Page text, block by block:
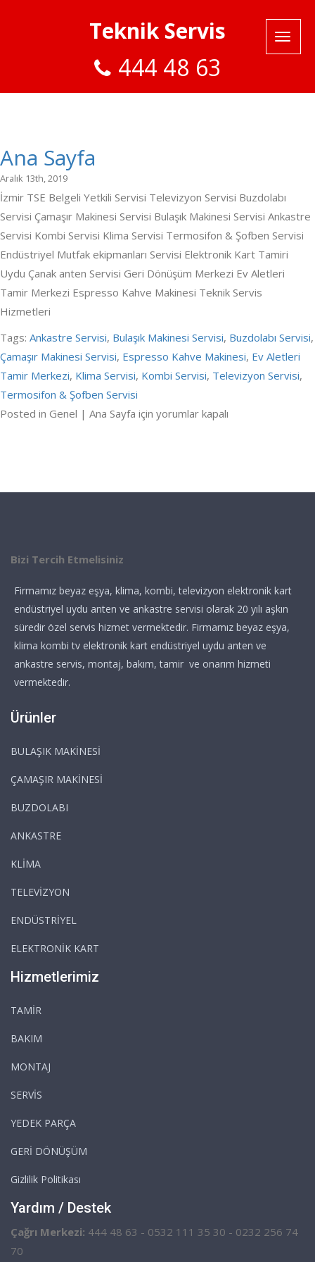
Teknik Servis
444 48 63
Ana Sayfa
Aralık 13th, 2019
İzmir TSE Belgeli Yetkili Servisi Televizyon Servisi Buzdolabı
Servisi Çamaşır Makinesi Servisi Bulaşık Makinesi Servisi Ankastre
Servisi Kombi Servisi Klima Servisi Termosifon & Şofben Servisi
Endüstriyel Mutfak ekipmanları Servisi Elektronik Kart Tamiri
Uydu Çanak anten Servisi Geri Dönüşüm Merkezi Ev Aletleri
Tamir Merkezi Espresso Kahve Makinesi Teknik Servis
Hizmetleri
Tags: Ankastre Servisi, Bulaşık Makinesi Servisi, Buzdolabı Servisi,
Çamaşır Makinesi Servisi, Espresso Kahve Makinesi, Ev Aletleri
Tamir Merkezi, Klima Servisi, Kombi Servisi, Televizyon Servisi,
Termosifon & Şofben Servisi
Posted in Genel | Ana Sayfa için yorumlar kapalı
Bizi Tercih Etmelisiniz
Firmamız beyaz eşya, klima, kombi, televizyon elektronik kart
endüstriyel uydu anten ve ankastre servisi olarak 20 yılı aşkın
süredir özel servis hizmet vermektedir. Firmamız beyaz eşya,
klima kombi tv elektronik kart endüstriyel uydu anten ve
ankastre servis, montaj, bakım, tamir ve onarım hizmeti
vermektedir.
Ürünler
BULAŞIK MAKİNESİ
ÇAMAŞIR MAKİNESİ
BUZDOLABI
ANKASTRE
KLİMA
TELEVİZYON
ENDÜSTRİYEL
ELEKTRONİK KART
Hizmetlerimiz
TAMİR
BAKIM
MONTAJ
SERVİS
YEDEK PARÇA
GERİ DÖNÜŞÜM
Gizlilik Politikası
Yardım / Destek
Çağrı Merkezi: 444 48 63 - 0532 111 35 30 - 0232 256 74
70